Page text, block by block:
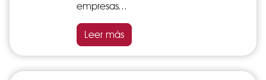
empresas...
Leer más